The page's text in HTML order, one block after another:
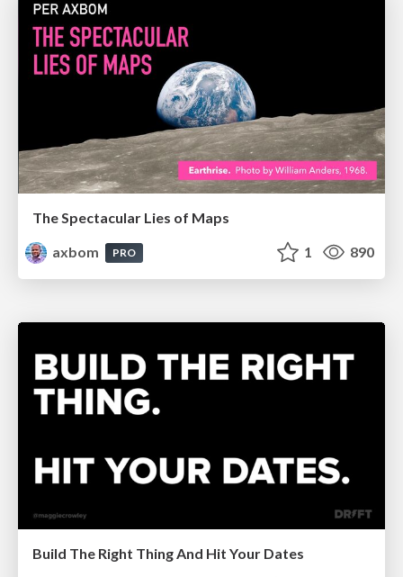
The Spectacular Lies of Maps
axbom
PRO 1 890
Build The Right Thing And Hit Your Dates